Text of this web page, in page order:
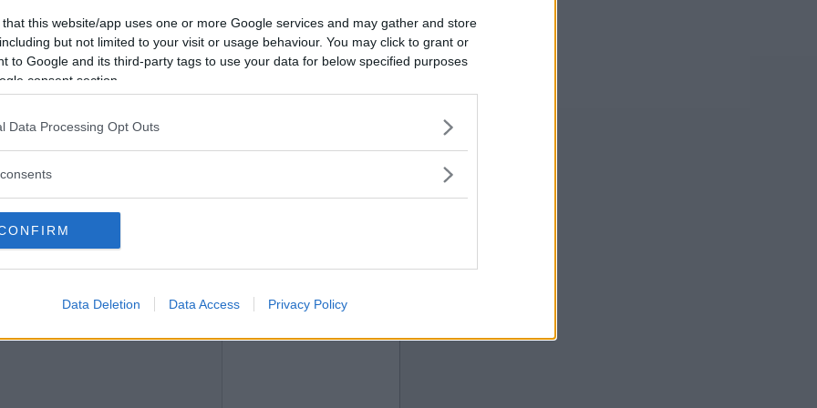
that this website/app uses one or more Google services and may gather and store
but not limited to your visit or usage behaviour. You may click to grant or
to Google and its third-party tags to use your data for below specified purposes
consent section.
Data Processing Opt Outs
Data Deletion Data Access Privacy Policy
2014-05-21 12:09
för att pröva hur bildade folk är?
Vill du bli
medlem?